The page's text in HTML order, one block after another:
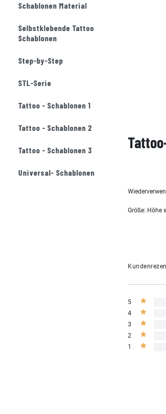
Größe: Höhe
5
4
3
2
1
Schablonen Material
Selbstklebende Tattoo
Schablonen
Step-by-Step
STL-Serie
Tattoo - Schablonen 1
Tattoo - Schablonen 2
Tattoo - Schablonen 3
Universal- Schablonen